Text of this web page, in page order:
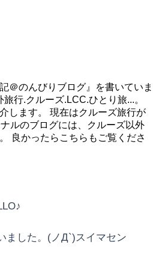
＠のんびりブログ』を書いていま
行.クルーズ.LCC.ひとり旅...。
します。 現在はクルーズ旅行が
ルのブログには、クルーズ以外
良かったらこちらもご覧くださ
ました。(ノД`)スイマセン